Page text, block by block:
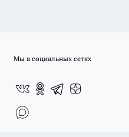
Мы в социальных сетях